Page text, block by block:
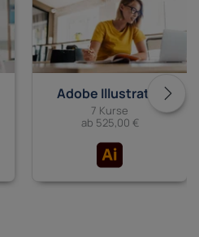
Adobe Illustrator
7 Kurse
ab 525,00 €